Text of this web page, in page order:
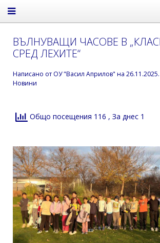
ВЪЛНУВАЩИ ЧАСОВЕ В
СРЕД ЛЕХИТЕ“
Написано от ОУ "Васил Априлов" на 26.11.2025
Новини
Общо посещения 116 , За днес 1